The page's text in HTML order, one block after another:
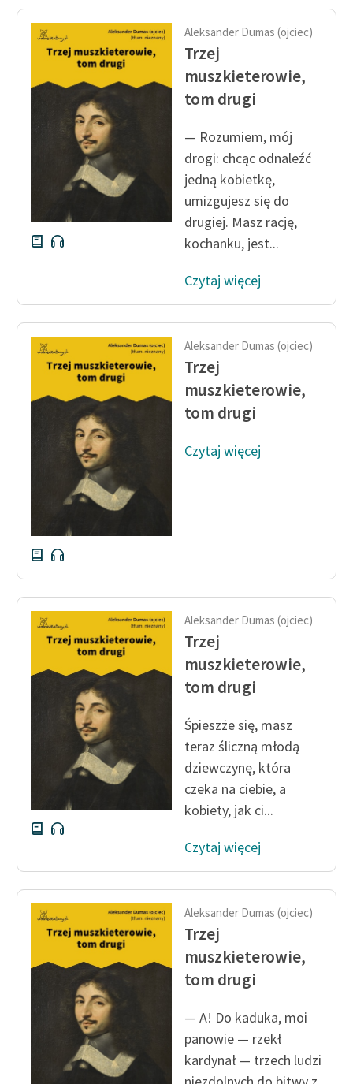
Ręce pełne poezji
Kolekcje edukacyjne
twórców przechodzących
do domeny publicznej,
lektur szkolnych oraz
Starego Testamentu
Odkurzamy bohaterów
Lektur
O projekcie
Zespół
Zasady wykorzystania
Wolnych Lektur
Materiały promocyjne
Polityka prywatności
Regulamin biblioteki
sprawozdania finansowe
Regulamin darowizn
Informacja o treściach
Deklaracja dostępności
Aleksander Dumas (ojciec)
Trzej
muszkieterowie,
tom drugi
— Rozumiem, mój
drogi: chcąc odnaleźć
jedną kobietkę,
umizgujesz się do
drugiej. Masz rację,
kochanku, jest...
Czytaj więcej
Aleksander Dumas (ojciec)
Trzej
muszkieterowie,
tom drugi
Czytaj więcej
Aleksander Dumas (ojciec)
Trzej
muszkieterowie,
tom drugi
Śpieszże się, masz
teraz śliczną młodą
dziewczynę, która
czeka na ciebie, a
kobiety, jak ci...
Czytaj więcej
Aleksander Dumas (ojciec)
Trzej
muszkieterowie,
tom drugi
— A! Do kaduka, moi
panowie — rzekł
kardynał — trzech ludzi